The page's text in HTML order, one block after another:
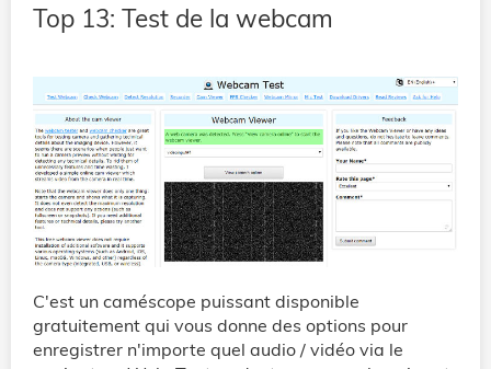
Top 13: Test de la webcam
C'est un caméscope puissant disponible
gratuitement qui vous donne des options pour
enregistrer n'importe quel audio / vidéo via le